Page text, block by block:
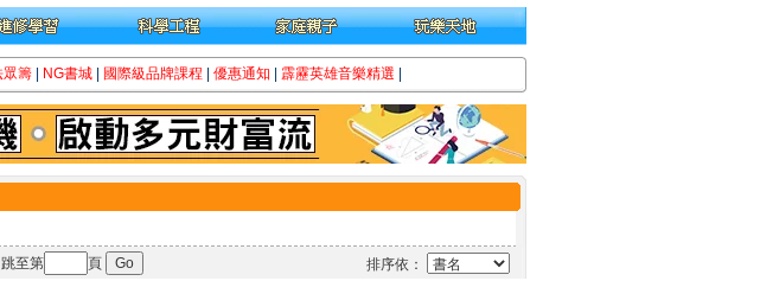
眾籌 NG書城 國際級品牌課程 優惠通知 霹靂英雄音樂精選
至第 頁 排序依：